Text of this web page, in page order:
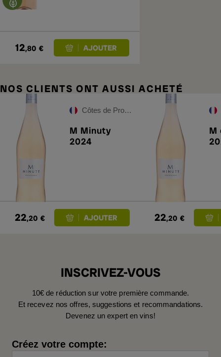
12,80 €
NOS CLIENTS ONT AUSSI ACHETÉ
Côtes de Provence
M Minuty
2024
22,20 €
M
22,20 €
INSCRIVEZ-VOUS
10€ de réduction sur votre première commande.
Et recevez nos offres, suggestions et recommandations.
Devenez un expert en vins!
Créez votre compte: